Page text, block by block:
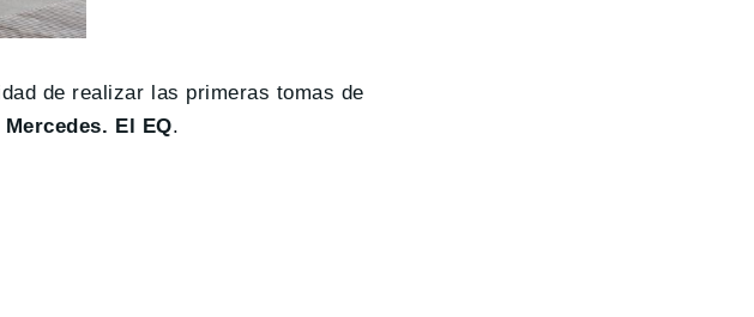
de realizar las primeras tomas de
Mercedes. El EQ.